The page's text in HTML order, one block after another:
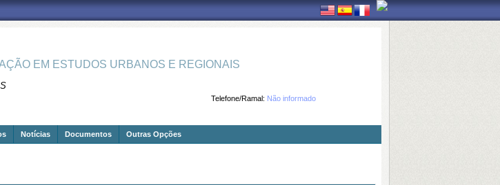
EM ESTUDOS URBANOS E REGIONAIS
Telefone/Ramal: Não informado
Notícias Documentos Outras Opções